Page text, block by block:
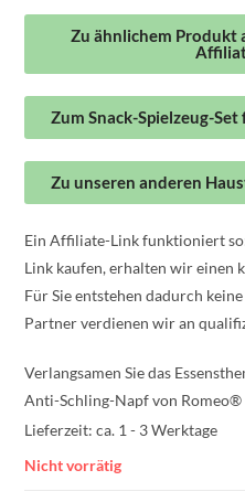
Zu ähnlichem Produkt
Zum Snack-Spielzeug-
Zu unseren anderen
Ein Affiliate-Link funktioniert
Link kaufen, erhalten wir einen
Für Sie entstehen dadurch
Partner verdienen wir an
Verlangsamen Sie das
Anti-Schling-Napf von Romeo®
Lieferzeit:ca. 1 - 3 Werktage
Nicht vorrätig